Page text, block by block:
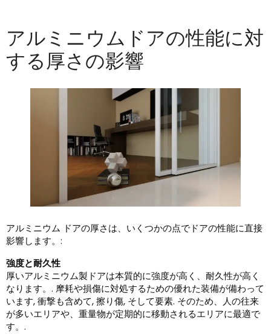
アルミニウムドアの性能に対
する厚さの影響
アルミニウム ドアの厚さは、いくつかの点でドアの性能に直接
影響します。:
強度と耐久性
厚いアルミニウム製ドアは本質的に強度が高く、耐久性が高く
なります。. 摩耗や損傷に対処するための優れた装備が備わって
います, 衝撃も含めて, 擦り傷, そして要素. そのため、人の往来
が多いエリアや、重量物が定期的に移動されるエリアに最適で
す。.